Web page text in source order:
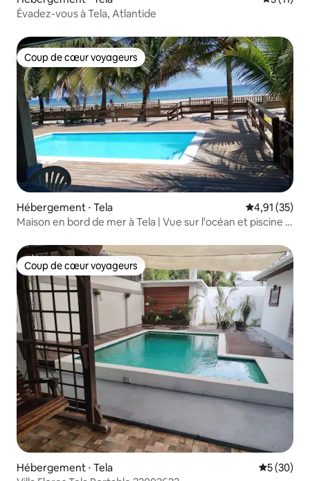
Évadez-vous à Tela, Atlantide
Coup de cœur voyageurs
Coup de cœur voyageurs
Hébergement ⋅ Tela Évaluation
4,91 (35)
Maison en bord de mer à Tela | Vue sur l'océan et piscine |
Coup de cœur voyageurs
Coup de cœur voyageurs
Hébergement ⋅ Tela
5 (30)